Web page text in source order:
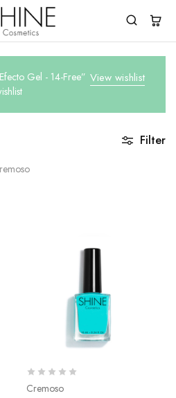
View wishlist
Gel - 14-Free”
Filter
Cremoso